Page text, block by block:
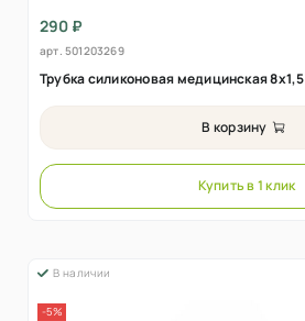
290 ₽
арт. 501203269
Трубка силиконовая медицинская 8х1,5
В корзину
Купить в 1 клик
В наличии
-5%